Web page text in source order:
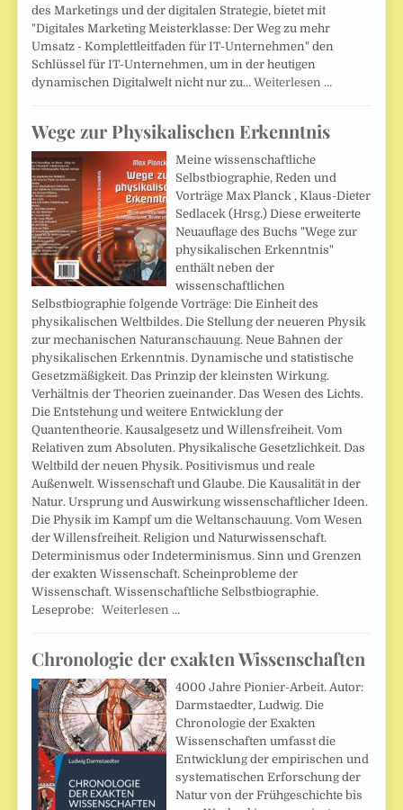
des Marketings und der digitalen Strategie, bietet mit
"Digitales Marketing Meisterklasse: Der Weg zu mehr
Umsatz - Komplettleitfaden für IT-Unternehmen" den
Schlüssel für IT-Unternehmen, um in der heutigen
dynamischen Digitalwelt nicht nur zu…Weiterlesen …
Wege zur Physikalischen Erkenntnis
Meine wissenschaftliche
Selbstbiographie, Reden und
Vorträge Max Planck , Klaus-Dieter
Sedlacek (Hrsg.) Diese erweiterte
Neuauflage des Buchs "Wege zur
physikalischen Erkenntnis"
enthält neben der
wissenschaftlichen
Selbstbiographie folgende Vorträge: Die Einheit des
physikalischen Weltbildes. Die Stellung der neueren Physik
zur mechanischen Naturanschauung. Neue Bahnen der
physikalischen Erkenntnis. Dynamische und statistische
Gesetzmäßigkeit. Das Prinzip der kleinsten Wirkung.
Verhältnis der Theorien zueinander. Das Wesen des Lichts.
Die Entstehung und weitere Entwicklung der
Quantentheorie. Kausalgesetz und Willensfreiheit. Vom
Relativen zum Absoluten. Physikalische Gesetzlichkeit. Das
Weltbild der neuen Physik. Positivismus und reale
Außenwelt. Wissenschaft und Glaube. Die Kausalität in der
Natur. Ursprung und Auswirkung wissenschaftlicher Ideen.
Die Physik im Kampf um die Weltanschauung. Vom Wesen
der Willensfreiheit. Religion und Naturwissenschaft.
Determinismus oder Indeterminismus. Sinn und Grenzen
der exakten Wissenschaft. Scheinprobleme der
Wissenschaft. Wissenschaftliche Selbstbiographie.
Leseprobe:Weiterlesen …
Chronologie der exakten Wissenschaften
4000 Jahre Pionier-Arbeit. Autor:
Darmstaedter, Ludwig. Die
Chronologie der Exakten
Wissenschaften umfasst die
Entwicklung der empirischen und
systematischen Erforschung der
Natur von der Frühgeschichte bis